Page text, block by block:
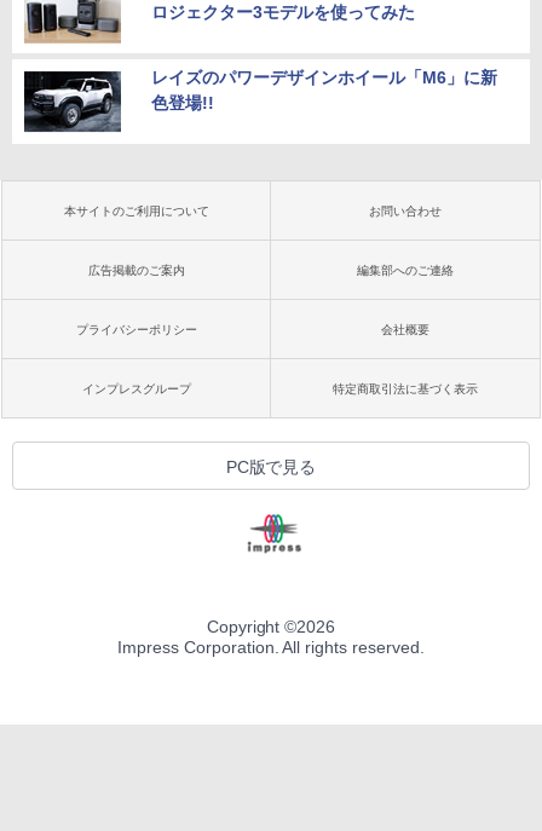
ロジェクター3モデルを使ってみた
レイズのパワーデザインホイール「M6」に新
色登場!!
本サイトのご利用について お問い合わせ
広告掲載のご案内 編集部へのご連絡
プライバシーポリシー 会社概要
インプレスグループ 特定商取引法に基づく表示
PC版で見る
Copyright ©2026
Impress Corporation. All rights reserved.